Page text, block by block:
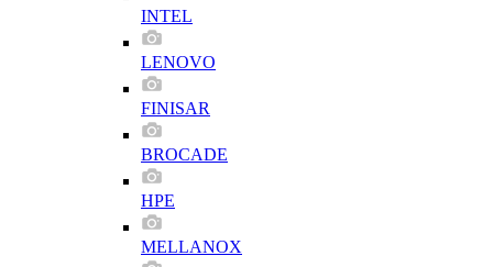
INTEL
LENOVO
FINISAR
BROCADE
HPE
MELLANOX